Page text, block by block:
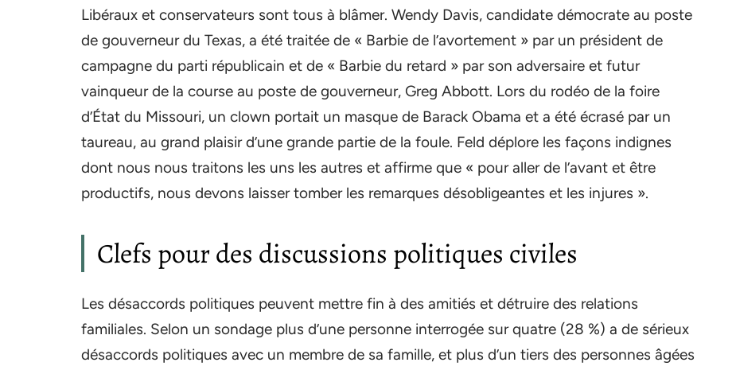
Libéraux et conservateurs sont tous à blâmer. Wendy Davis, candidate démocrate au poste
de gouverneur du Texas, a été traitée de « Barbie de l’avortement » par un président de
campagne du parti républicain et de « Barbie du retard » par son adversaire et futur
vainqueur de la course au poste de gouverneur, Greg Abbott. Lors du rodéo de la foire
d’État du Missouri, un clown portait un masque de Barack Obama et a été écrasé par un
taureau, au grand plaisir d’une grande partie de la foule. Feld déplore les façons indignes
dont nous nous traitons les uns les autres et affirme que « pour aller de l’avant et être
productifs, nous devons laisser tomber les remarques désobligeantes et les injures ».
Clefs pour des discussions politiques civiles
Les désaccords politiques peuvent mettre fin à des amitiés et détruire des relations
familiales. Selon un sondage plus d’une personne interrogée sur quatre (28 %) a de sérieux
désaccords politiques avec un membre de sa famille, et plus d’un tiers des personnes âgées